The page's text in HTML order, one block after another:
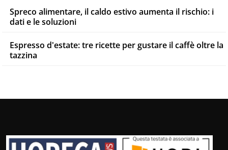
Spreco alimentare, il caldo estivo aumenta il rischio: i
dati e le soluzioni
Espresso d'estate: tre ricette per gustare il caffè oltre la
tazzina